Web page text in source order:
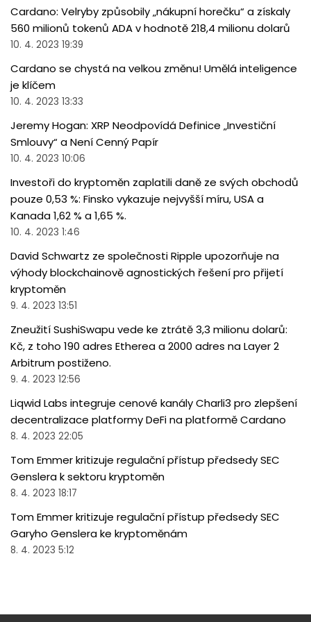
Cardano: Velryby způsobily „nákupní horečku“ a získaly
560 milionů tokenů ADA v hodnotě 218,4 milionu dolarů
10. 4. 2023 19:39
Cardano se chystá na velkou změnu! Umělá inteligence
je klíčem
10. 4. 2023 13:33
Jeremy Hogan: XRP Neodpovídá Definice „Investiční
Smlouvy“ a Není Cenný Papír
10. 4. 2023 10:06
Investoři do kryptoměn zaplatili daně ze svých obchodů
pouze 0,53 %: Finsko vykazuje nejvyšší míru, USA a
Kanada 1,62 % a 1,65 %.
10. 4. 2023 1:46
David Schwartz ze společnosti Ripple upozorňuje na
výhody blockchainově agnostických řešení pro přijetí
kryptoměn
9. 4. 2023 13:51
Zneužití SushiSwapu vede ke ztrátě 3,3 milionu dolarů:
Kč, z toho 190 adres Etherea a 2000 adres na Layer 2
Arbitrum postiženo.
9. 4. 2023 12:56
Liqwid Labs integruje cenové kanály Charli3 pro zlepšení
decentralizace platformy DeFi na platformě Cardano
8. 4. 2023 22:05
Tom Emmer kritizuje regulační přístup předsedy SEC
Genslera k sektoru kryptoměn
8. 4. 2023 18:17
Tom Emmer kritizuje regulační přístup předsedy SEC
Garyho Genslera ke kryptoměnám
8. 4. 2023 5:12